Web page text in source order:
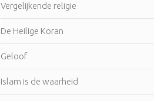
Vergelijkende religie
De Heilige Koran
Geloof
Islam is de waarheid